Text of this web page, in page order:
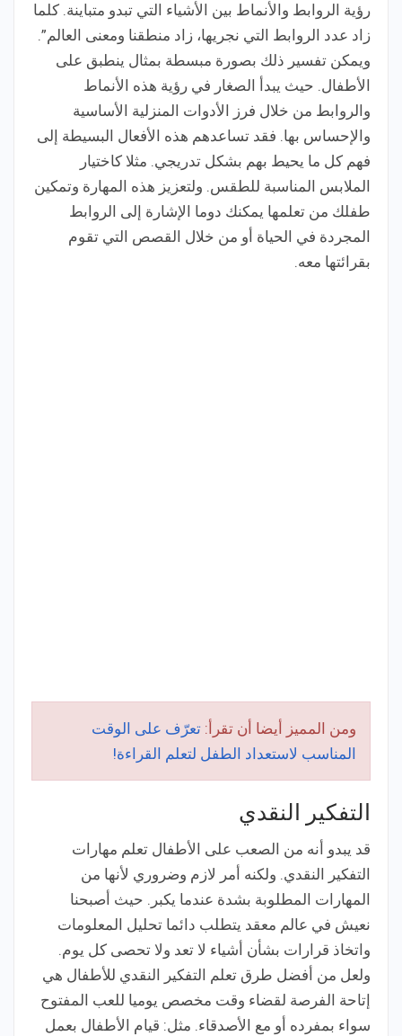
رؤية الروابط والأنماط بين الأشياء التي تبدو متباينة. كلما
زاد عدد الروابط التي نجريها، زاد منطقنا ومعنى العالم”.
ويمكن تفسير ذلك بصورة مبسطة بمثال ينطبق على
الأطفال. حيث يبدأ الصغار في رؤية هذه الأنماط
والروابط من خلال فرز الأدوات المنزلية الأساسية
والإحساس بها. فقد تساعدهم هذه الأفعال البسيطة إلى
فهم كل ما يحيط بهم بشكل تدريجي. مثلا كاختيار
الملابس المناسبة للطقس. ولتعزيز هذه المهارة وتمكين
طفلك من تعلمها يمكنك دوما الإشارة إلى الروابط
المجردة في الحياة أو من خلال القصص التي تقوم
بقرائتها معه.
ومن المميز أيضا أن تقرأ: تعرّف على الوقت
المناسب لاستعداد الطفل لتعلم القراءة!
التفكير النقدي
قد يبدو أنه من الصعب على الأطفال تعلم مهارات
التفكير النقدي. ولكنه أمر لازم وضروري لأنها من
المهارات المطلوبة بشدة عندما يكبر. حيث أصبحنا
نعيش في عالم معقد يتطلب دائما تحليل المعلومات
واتخاذ قرارات بشأن أشياء لا تعد ولا تحصى كل يوم.
ولعل من أفضل طرق تعلم التفكير النقدي للأطفال هي
إتاحة الفرصة لقضاء وقت مخصص يوميا للعب المفتوح
سواء بمفرده أو مع الأصدقاء. مثل: قيام الأطفال بعمل